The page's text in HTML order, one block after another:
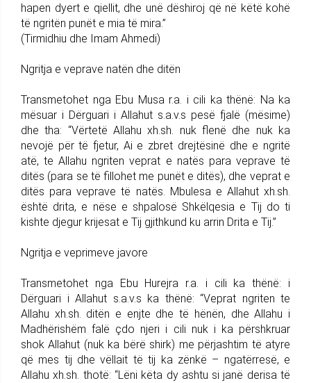
hapen dyert e qiellit, dhe unë dëshiroj që në këtë kohë
të ngritën punët e mia të mira.”
(Tirmidhiu dhe Imam Ahmedi)
Ngritja e veprave natën dhe ditën
Transmetohet nga Ebu Musa r.a. i cili ka thënë: Na ka
mësuar i Dërguari i Allahut s.a.v.s pesë fjalë (mësime)
dhe tha: “Vërtetë Allahu xh.sh. nuk flenë dhe nuk ka
nevojë për të fjetur, Ai e zbret drejtësinë dhe e ngritë
atë, te Allahu ngriten veprat e natës para veprave të
ditës (para se të fillohet me punët e ditës), dhe veprat e
ditës para veprave të natës. Mbulesa e Allahut xh.sh.
është drita, e nëse e shpalosë Shkëlqesia e Tij do ti
kishte djegur krijesat e Tij gjithkund ku arrin Drita e Tij.”
Ngritja e veprimeve javore
Transmetohet nga Ebu Hurejra r.a. i cili ka thënë: i
Dërguari i Allahut s.a.v.s ka thënë: “Veprat ngriten te
Allahu xh.sh. ditën e enjte dhe të hënën, dhe Allahu i
Madhërishëm falë çdo njeri i cili nuk i ka përshkruar
shok Allahut (nuk ka bërë shirk) me përjashtim të atyre
që mes tij dhe vëllait të tij ka zënkë – ngatërresë, e
Allahu xh.sh. thotë: “Lëni këta dy ashtu si janë derisa të